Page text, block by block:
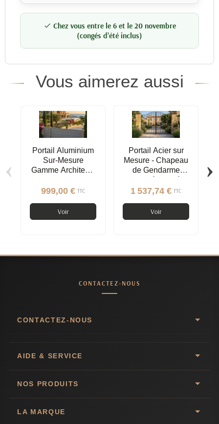
 Chez vous entre le 6 et le 20 novembre
(congés d’été inclus)
Vous aimerez aussi
Portail Aluminium
Sur-Mesure
Gamme Architecte
Contemporain
999,00 € TTC
Voir
Portail Acier sur
Mesure - Chapeau
de Gendarme
Fers de Lance
1 537,74 € TTC
Voir
‹ ›
CONTACTEZ-NOUS
CONTACTEZ-NOUS
AIDE & SERVICE
NOS PRODUITS
LA MARQUE